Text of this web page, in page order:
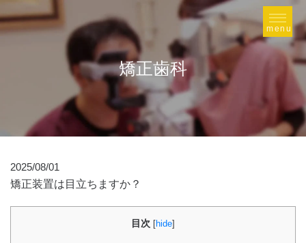
矯正歯科
2025/08/01
矯正装置は目立ちますか？
目次 [hide]